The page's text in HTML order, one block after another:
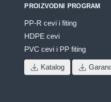
PROIZVODNI PROGRAM
PP-R cevi i fiting
HDPE cevi
PVC cevi i PP fiting
Katalog